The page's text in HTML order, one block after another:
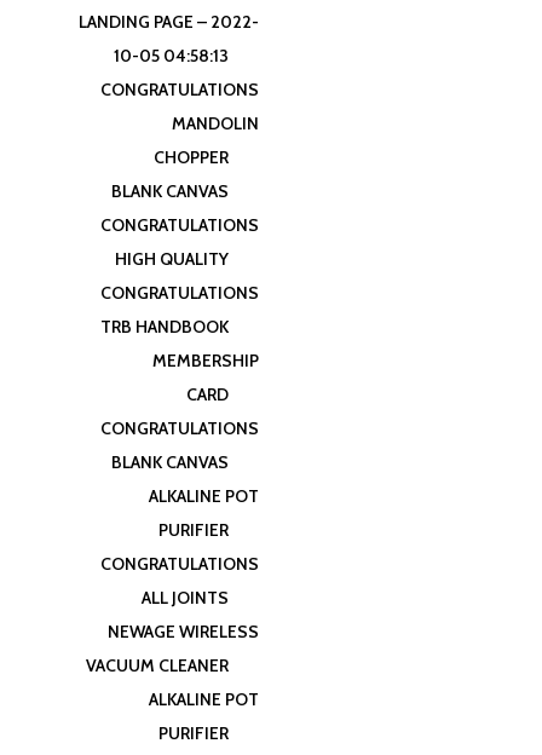
LANDING PAGE – 2022-
10-05 04:58:13
CONGRATULATIONS
MANDOLIN
CHOPPER
BLANK CANVAS
CONGRATULATIONS
HIGH QUALITY
CONGRATULATIONS
TRB HANDBOOK
MEMBERSHIP
CARD
CONGRATULATIONS
BLANK CANVAS
ALKALINE POT
PURIFIER
CONGRATULATIONS
ALL JOINTS
NEWAGE WIRELESS
VACUUM CLEANER
ALKALINE POT
PURIFIER